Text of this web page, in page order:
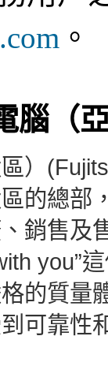
。
腦（
）
的總部
銷售及
you”
的質量
可靠性